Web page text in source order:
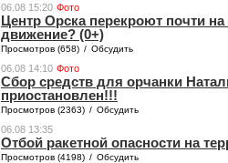
06.08 15:20 Фото
Центр Орска перекроют почти на
движение? (0+)
Просмотров (658) / Обсудить
06.08 14:10 Фото
Сбор средств для орчанки
приостановлен!!!
Просмотров (2363) / Обсудить
06.08 13:35
Отбой ракетной опасности на
Просмотров (4198) / Обсудить